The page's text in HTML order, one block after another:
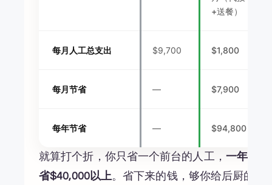
+送餐）
每月人工总支出 $9,700 $1,800
每月节省 — $7,900
每年节省 — $94,800
就算打个折，你只省一个前台的人工， 一年也
省$40,000以上。省下来的钱，够你给后厨的